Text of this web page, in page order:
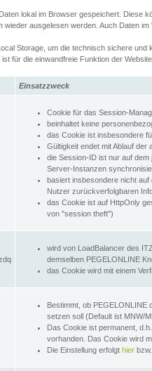
lokal im Browser gespeichert. Diese
ausgelesen werden. Auch Daten
Storage, um die technisch sichere
für die einwandfreie Funktion der
Einsatzzweck
Cookie für das Session-
beinhaltet keine
das Cookie ist insbesondere
Gültigkeit endet mit Ablauf der
die Session-ID ist nur auf
Server-Instanzen
basiert insbesondere nicht
Nutzer zurückverfolgbaren
das Cookie ist auf HttpOnly
von "session theft")
wird von LoadBalancer des
demselben PEGELONLINE
das Cookie wird mit einem
Bestimmt, ob PEGELONLINE
setzen soll (Default ist MNW/
Das Cookie ist permanent,
vorhanden. Das Cookie wird
Die Einstellung erfolgt hier